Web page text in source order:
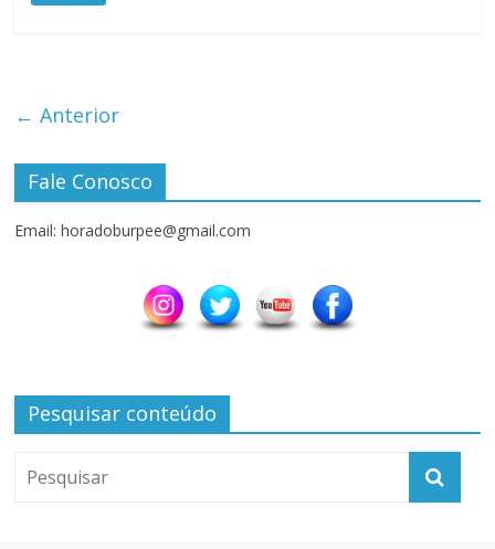
← Anterior
Fale Conosco
Email: horadoburpee@gmail.com
Pesquisar conteúdo